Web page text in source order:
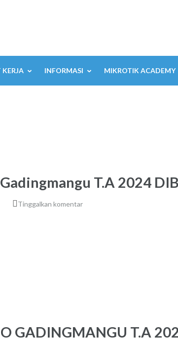
KERJA INFORMASI MIKROTIK ACADEMY
T.A 2024
Tinggalkan komentar
GADINGMANGU T.A